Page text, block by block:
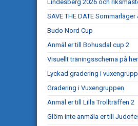
Lindesberg 2026 och
SAVE THE DATE
Budo Nord Cup
Anmäl er till Bohusdal cup 2
Visuellt träningsschema på
Lyckad gradering i
Gradering i Vuxengruppen
Anmäl er till Lilla Trollträffen 2
Glöm inte anmäla er till